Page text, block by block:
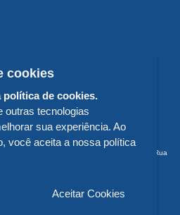
DO PARANÁ - CNPJ n° 75.095.679/0011-10 - Rua
PR
cookies
de cookies.
outras tecnologias
sua experiência. Ao
você aceita a nossa política
Aceitar Cookies